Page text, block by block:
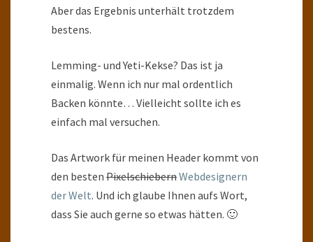
Aber das Ergebnis unterhält trotzdem
bestens.
Lemming- und Yeti-Kekse? Das ist ja
einmalig. Wenn ich nur mal ordentlich
Backen könnte… Vielleicht sollte ich es
einfach mal versuchen.
Das Artwork für meinen Header kommt von
den besten PixelschiebernWebdesignern
der Welt. Und ich glaube Ihnen aufs Wort,
dass Sie auch gerne so etwas hätten. 🙂